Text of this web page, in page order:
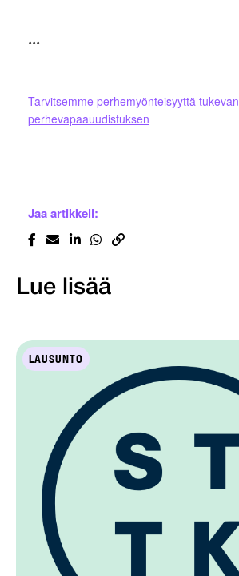
***
Tarvitsemme perhemyönteisyyttä tukevan
perhevapaauudistuksen
Jaa artikkeli:
Lue lisää
LAUSUNTO